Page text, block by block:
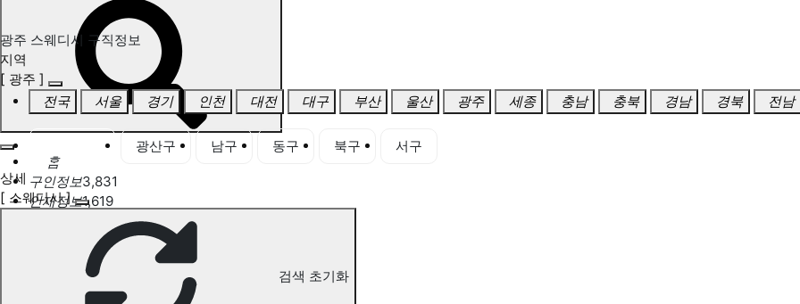
홈
구인정보3,831
인재정보1,619
고객센터
전국업체정보 마사지가이드
업체 서비스 관리
개인 서비스 관리
광주 스웨디시 구직정보
지역
[ 광주 ]
전국
서울 경기 인천 대전 대구 부산 울산 광주 세종 충남 충북 경남 경북 전남
광산구 남구 동구 북구
서구
상세
[ 스웨디시 ]
검색 초기화